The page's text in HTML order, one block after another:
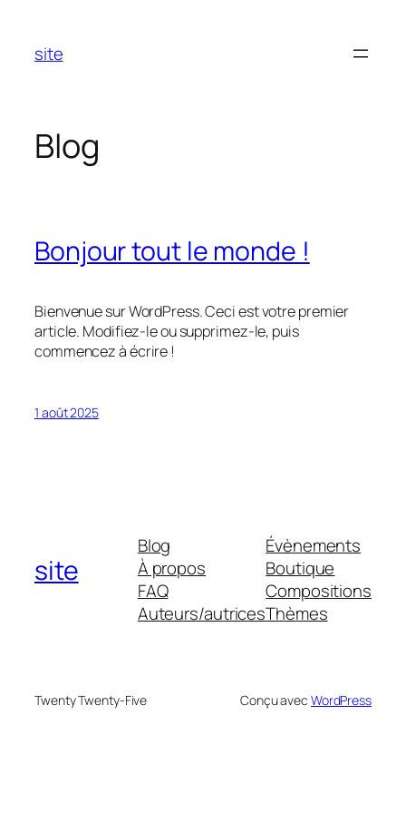
contenu
site
Blog
Bonjour tout le monde !
Bienvenue sur WordPress. Ceci est votre premier
article. Modifiez-le ou supprimez-le, puis
commencez à écrire !
1 août 2025
site
Blog
À propos
FAQ
Auteurs/autrices
Évènements
Boutique
Compositions
Thèmes
Twenty Twenty-Five Conçu avec WordPress